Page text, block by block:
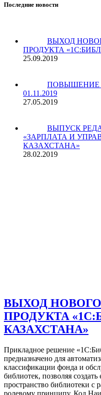
Последние новости
ВЫХОД
ПРОДУКТА
25.09.2019
ПОВЫШЕНИЕ
01.11.2019
27.05.2019
ВЫПУСК
«ЗАРПЛАТА И
КАЗАХСТАНА»
28.02.2019
ВЫХОД
ПРОДУКТА
КАЗАХСТАНА»
Прикладное решение
предназначено для
классификации фонда и
библиотек, позволяя
пространство библиотеки с
ролевому принципу. Код